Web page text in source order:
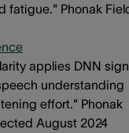
fatigue." Phonak
applies DNN
understanding
effort." Phonak
August 2024